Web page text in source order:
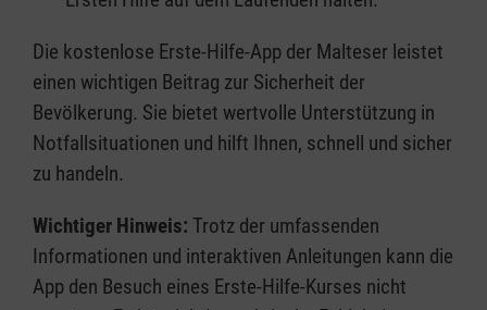
Die kostenlose Erste-Hilfe-App der Malteser leistet
einen wichtigen Beitrag zur Sicherheit der
Bevölkerung. Sie bietet wertvolle Unterstützung in
Notfallsituationen und hilft Ihnen, schnell und sicher
zu handeln.
Wichtiger Hinweis: Trotz der umfassenden
Informationen und interaktiven Anleitungen kann die
App den Besuch eines Erste-Hilfe-Kurses nicht